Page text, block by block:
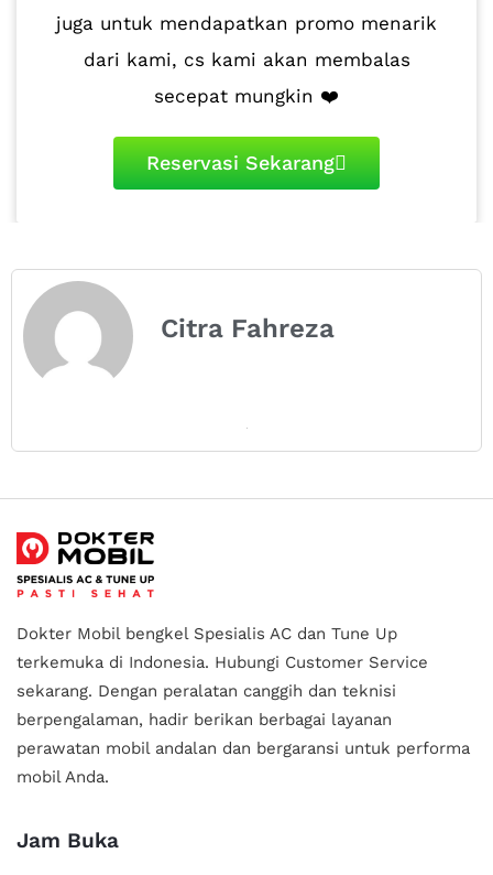
juga untuk mendapatkan promo menarik
dari kami, cs kami akan membalas
secepat mungkin ❤️
Reservasi Sekarang
Citra Fahreza
Dokter Mobil bengkel Spesialis AC dan Tune Up
terkemuka di Indonesia. Hubungi Customer Service
sekarang. Dengan peralatan canggih dan teknisi
berpengalaman, hadir berikan berbagai layanan
perawatan mobil andalan dan bergaransi untuk performa
mobil Anda.
Jam Buka